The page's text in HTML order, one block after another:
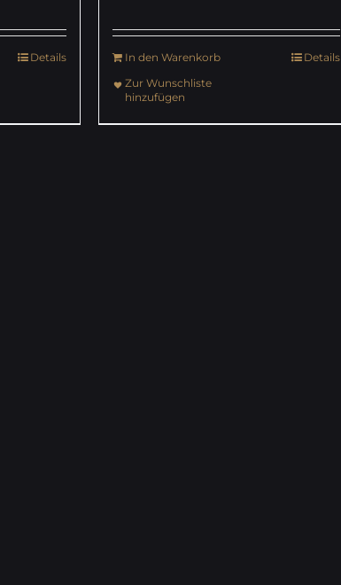
Details
In den Warenkorb
Details
Zur Wunschliste
hinzufügen